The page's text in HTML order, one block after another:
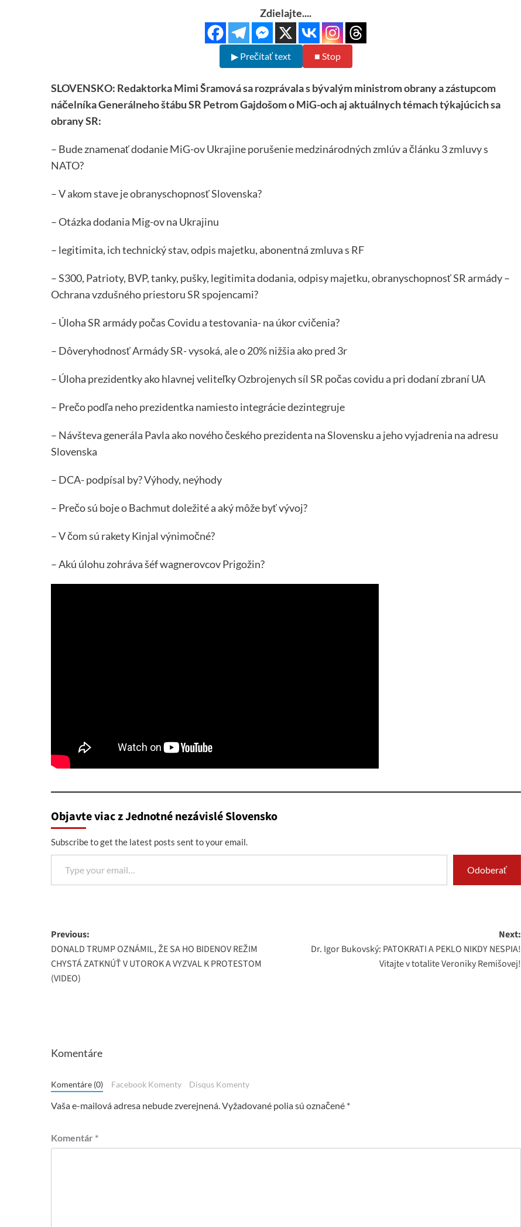
Zdielajte....
▶ Prečítať text ■ Stop
SLOVENSKO: Redaktorka Mimi Šramová sa rozprávala s bývalým ministrom obrany a zástupcom
náčelníka Generálneho štábu SR Petrom Gajdošom o MiG-och aj aktuálnych témach týkajúcich sa
obrany SR:
– Bude znamenať dodanie MiG-ov Ukrajine porušenie medzinárodných zmlúv a článku 3 zmluvy s
NATO?
– V akom stave je obranyschopnosť Slovenska?
– Otázka dodania Mig-ov na Ukrajinu
– legitimita, ich technický stav, odpis majetku, abonentná zmluva s RF
– S300, Patrioty, BVP, tanky, pušky, legitimita dodania, odpisy majetku, obranyschopnosť SR armády –
Ochrana vzdušného priestoru SR spojencami?
– Úloha SR armády počas Covidu a testovania- na úkor cvičenia?
– Dôveryhodnosť Armády SR- vysoká, ale o 20% nižšia ako pred 3r
– Úloha prezidentky ako hlavnej veliteľky Ozbrojenych síl SR počas covidu a pri dodaní zbraní UA
– Prečo podľa neho prezidentka namiesto integrácie dezintegruje
– Návšteva generála Pavla ako nového českého prezidenta na Slovensku a jeho vyjadrenia na adresu
Slovenska
– DCA- podpísal by? Výhody, neýhody
– Prečo sú boje o Bachmut doležité a aký môže byť vývoj?
– V čom sú rakety Kinjal výnimočné?
– Akú úlohu zohráva šéf wagnerovcov Prigožin?
Objavte viac z Jednotné nezávislé Slovensko
Subscribe to get the latest posts sent to your email.
Type your email…
Odoberať
Post
navigation
Previous:
DONALD TRUMP OZNÁMIL, ŽE SA HO BIDENOV REŽIM
CHYSTÁ ZATKNÚŤ V UTOROK A VYZVAL K PROTESTOM
(VIDEO)
Next:
Dr. Igor Bukovský: PATOKRATI A PEKLO NIKDY NESPIA!
Vitajte v totalite Veroniky Remišovej!
Komentáre
Komentáre (0) Facebook Komenty Disqus Komenty
Vaša e-mailová adresa nebude zverejnená.Vyžadované polia sú označené *
Komentár *